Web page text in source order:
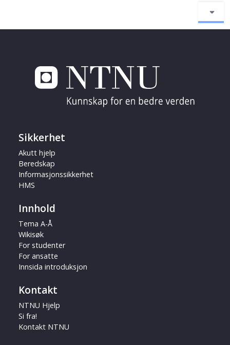
Sikkerhet
Akutt hjelp
Beredskap
Informasjonssikkerhet
HMS
Innhold
Tema A-Å
Wikisøk
For studenter
For ansatte
Innsida introduksjon
Kontakt
NTNU Hjelp
Si fra!
Kontakt NTNU